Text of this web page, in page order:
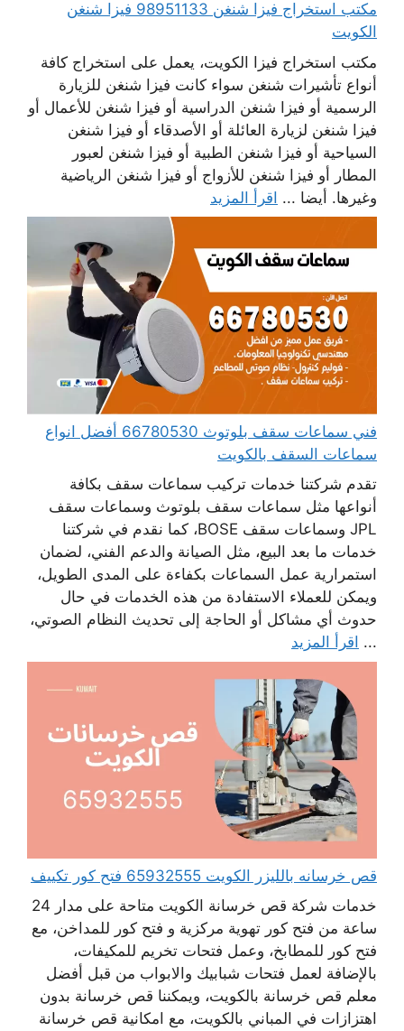
مكتب استخراج فيزا شنغن 98951133 فيزا شنغن
الكويت
مكتب استخراج فيزا الكويت، يعمل على استخراج كافة
أنواع تأشيرات شنغن سواء كانت فيزا شنغن للزيارة
الرسمية أو فيزا شنغن الدراسية أو فيزا شنغن للأعمال أو
فيزا شنغن لزيارة العائلة أو الأصدقاء أو فيزا شنغن
السياحية أو فيزا شنغن الطبية أو فيزا شنغن لعبور
المطار أو فيزا شنغن للأزواج أو فيزا شنغن الرياضية
وغيرها. أيضا ... اقرأ المزيد
فني سماعات سقف بلوتوث 66780530 أفضل انواع
سماعات السقف بالكويت
تقدم شركتنا خدمات تركيب سماعات سقف بكافة
أنواعها مثل سماعات سقف بلوتوث وسماعات سقف
JPL وسماعات سقف BOSE، كما نقدم في شركتنا
خدمات ما بعد البيع، مثل الصيانة والدعم الفني، لضمان
استمرارية عمل السماعات بكفاءة على المدى الطويل،
ويمكن للعملاء الاستفادة من هذه الخدمات في حال
حدوث أي مشاكل أو الحاجة إلى تحديث النظام الصوتي،
... اقرأ المزيد
قص خرسانه بالليزر الكويت 65932555 فتح كور تكييف
خدمات شركة قص خرسانة الكويت متاحة على مدار 24
ساعة من فتح كور تهوية مركزية و فتح كور للمداخن، مع
فتح كور للمطابخ، وعمل فتحات تخريم للمكيفات،
بالإضافة لعمل فتحات شبابيك والابواب من قبل أفضل
معلم قص خرسانة بالكويت، ويمكننا قص خرسانة بدون
اهتزازات في المباني بالكويت، مع امكانية قص خرسانة